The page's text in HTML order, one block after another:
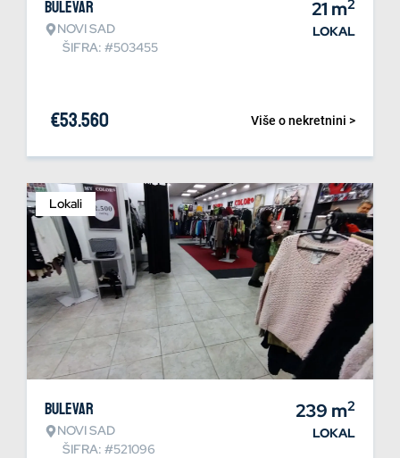
Bulevar
NOVI SAD
ŠIFRA: #503455
21 m2
LOKAL
Više o nekretnini >
€53.560
Lokali
Bulevar
NOVI SAD
ŠIFRA: #521096
239 m2
LOKAL